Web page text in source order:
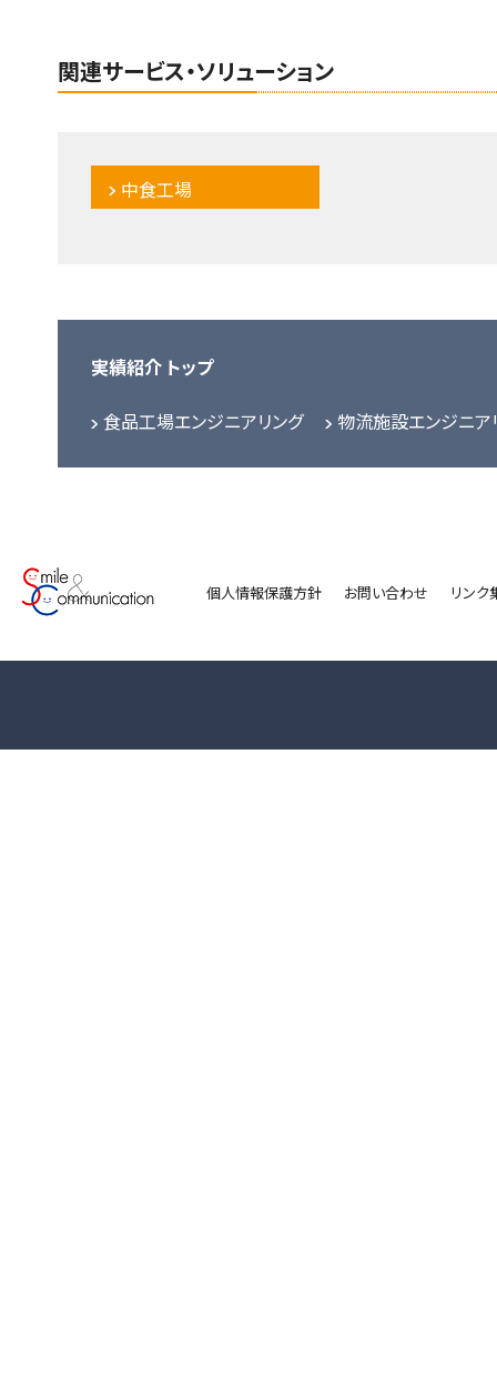
関連サービス・ソリューション
中食工場
実績紹介 トップ
食品工場エンジニアリング 物流施設エンジニア
個人情報保護方針 お問い合わせ リンク